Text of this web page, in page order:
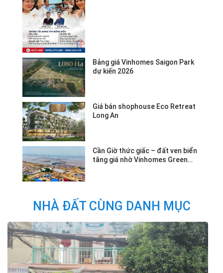
Bảng giá Vinhomes Saigon Park
dự kiến 2026
Giá bán shophouse Eco Retreat
Long An
Cần Giờ thức giấc – đất ven biển
tăng giá nhờ Vinhomes Green
NHÀ ĐẤT CÙNG DANH MỤC